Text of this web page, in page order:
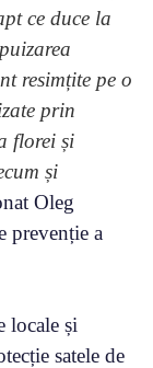
ce duce la
resimțite pe o
prin
florei și
și
Oleg
prevenție a
locale și
satele de